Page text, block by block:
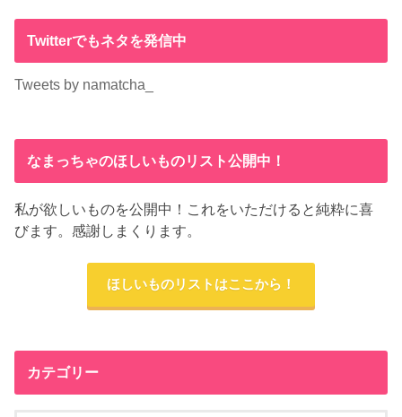
Twitterでもネタを発信中
Tweets by namatcha_
なまっちゃのほしいものリスト公開中！
私が欲しいものを公開中！これをいただけると純粋に喜
びます。感謝しまくります。
ほしいものリストはここから！
カテゴリー